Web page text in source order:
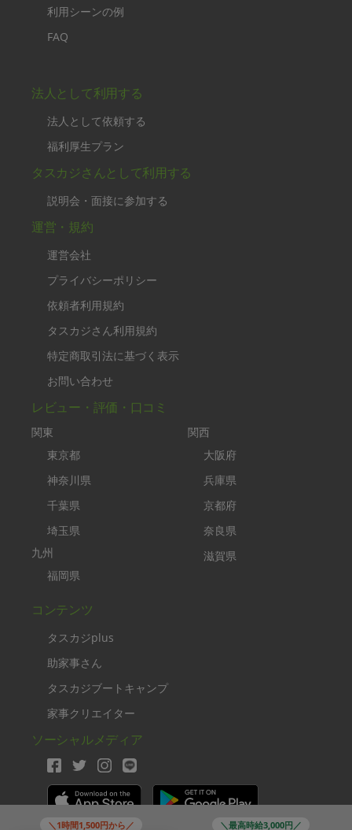
＼1時間1,500円から／ ＼最高時給3,000円／
利用シーンの例
FAQ
法人として利用する
法人として依頼する
福利厚生プラン
タスカジさんとして利用する
説明会・面接に参加する
運営・規約
運営会社
プライバシーポリシー
依頼者利用規約
タスカジさん利用規約
特定商取引法に基づく表示
お問い合わせ
レビュー・評価・口コミ
関東
東京都
神奈川県
千葉県
埼玉県
九州
福岡県
関西
大阪府
兵庫県
京都府
奈良県
滋賀県
コンテンツ
タスカジplus
助家事さん
タスカジブートキャンプ
家事クリエイター
ソーシャルメディア